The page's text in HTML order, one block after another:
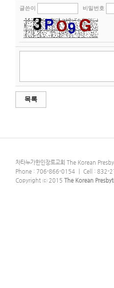
글쓴이 비밀번호
목록
차타누가한인장로교회 The Korean
Phone : 706-866-0154 ｜ Cell : 832-
Copyright ⓒ 2015 The Korean